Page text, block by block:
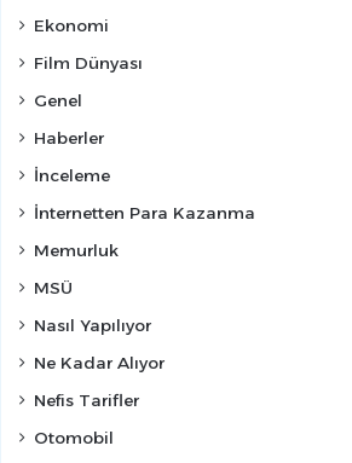
Ekonomi
Film Dünyası
Genel
Haberler
İnceleme
İnternetten Para Kazanma
Memurluk
MSÜ
Nasıl Yapılıyor
Ne Kadar Alıyor
Nefis Tarifler
Otomobil